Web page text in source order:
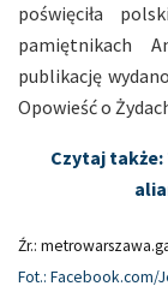
poświęciła
pamiętnikach
publikację
Opowieść o
Czytaj także:
Źr.:
Fot.: Facebook.com/